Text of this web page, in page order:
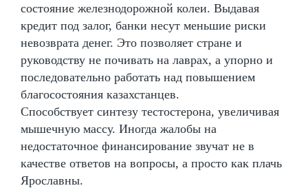
состояние железнодорожной колеи. Выдавая
кредит под залог, банки несут меньшие риски
невозврата денег. Это позволяет стране и
руководству не почивать на лаврах, а упорно и
последовательно работать над повышением
благосостояния казахстанцев.
Способствует синтезу тестостерона, увеличивая
мышечную массу. Иногда жалобы на
недостаточное финансирование звучат не в
качестве ответов на вопросы, а просто как плачь
Ярославны.